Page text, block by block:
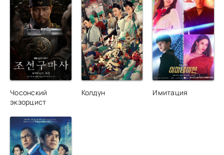
Чосонский
экзорцист
Колдун Имитация